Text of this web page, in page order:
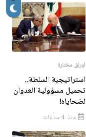
اوراق مختارة
استراتيجية السلطة..
تحميل مسؤولية العدوان
لضحاياه!
منذ 4 ساعات